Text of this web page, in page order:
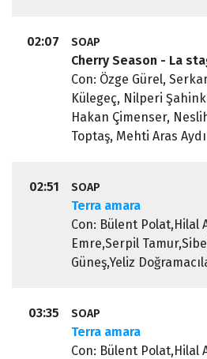
02:07 SOAP
Cherry Season - La
Con: Özge Gürel,
Külegeç, Nilperi
Hakan Çimenser,
Toptaş, Mehti Aras
02:51 SOAP
Terra amara
Con: Bülent Polat,Hilal
Emre,Serpil
Güneş,Yeliz
03:35 SOAP
Terra amara
Con: Bülent Polat,Hilal